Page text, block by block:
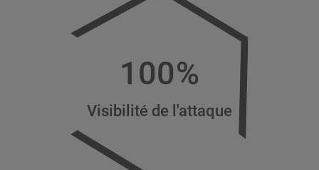
100%
Visibilité de l'attaque